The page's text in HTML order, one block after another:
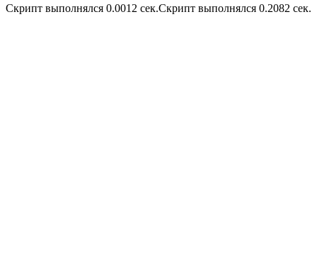
Скрипт выполнялся 0.0012 сек.Скрипт выполнялся 0.2082 сек.